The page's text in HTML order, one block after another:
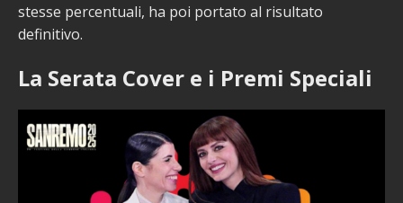
stesse percentuali, ha poi portato al risultato
definitivo.
La Serata Cover e i Premi Speciali